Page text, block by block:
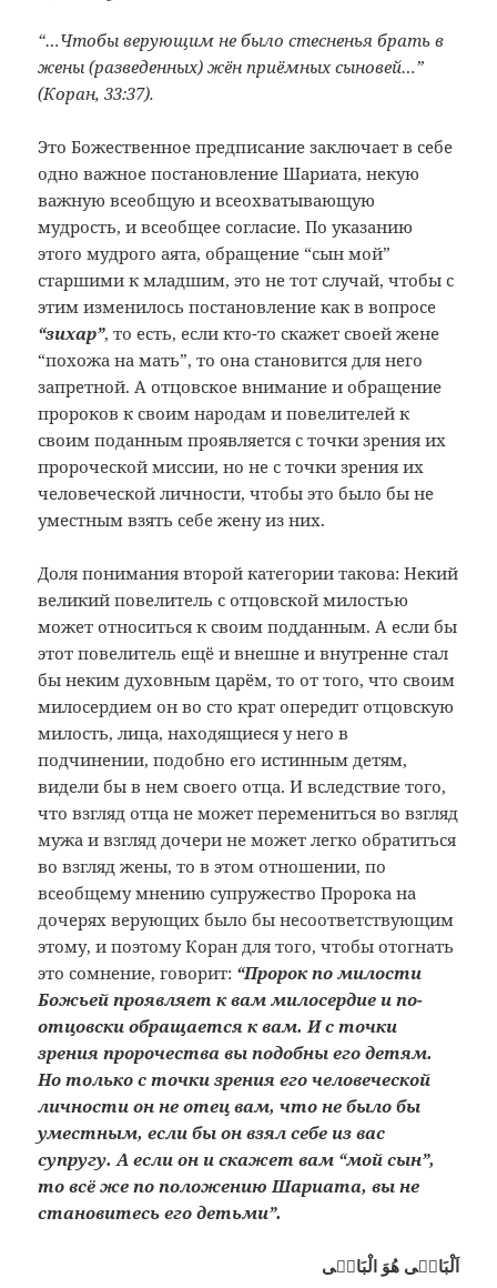
“…Чтобы верующим не было стесненья брать в
жены (разведенных) жён приёмных сыновей…”
(Коран, 33:37).
Это Божественное предписание заключает в себе
одно важное постановление Шариата, некую
важную всеобщую и всеохватывающую
мудрость, и всеобщее согласие. По указанию
этого мудрого аята, обращение “сын мой”
старшими к младшим, это не тот случай, чтобы с
этим изменилось постановление как в вопросе
“зихар”, то есть, если кто-то скажет своей жене
“похожа на мать”, то она становится для него
запретной. А отцовское внимание и обращение
пророков к своим народам и повелителей к
своим поданным проявляется с точки зрения их
пророческой миссии, но не с точки зрения их
человеческой личности, чтобы это было бы не
уместным взять себе жену из них.
Доля понимания второй категории такова: Некий
великий повелитель с отцовской милостью
может относиться к своим подданным. А если бы
этот повелитель ещё и внешне и внутренне стал
бы неким духовным царём, то от того, что своим
милосердием он во сто крат опередит отцовскую
милость, лица, находящиеся у него в
подчинении, подобно его истинным детям,
видели бы в нем своего отца. И вследствие того,
что взгляд отца не может перемениться во взгляд
мужа и взгляд дочери не может легко обратиться
во взгляд жены, то в этом отношении, по
всеобщему мнению супружество Пророка на
дочерях верующих было бы несоответствующим
этому, и поэтому Коран для того, чтобы отогнать
это сомнение, говорит: “Пророк по милости
Божьей проявляет к вам милосердие и по-
отцовски обращается к вам. И с точки
зрения пророчества вы подобны его детям.
Но только с точки зрения его человеческой
личности он не отец вам, что не было бы
уместным, если бы он взял себе из вас
супругу. А если он и скажет вам “мой сын”,
то всё же по положению Шариата, вы не
становитесь его детьми”.
اَلْبَاقٖى هُوَ الْبَاقٖى